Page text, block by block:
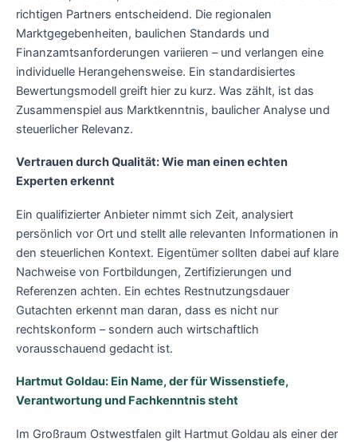
richtigen Partners entscheidend. Die regionalen
Marktgegebenheiten, baulichen Standards und
Finanzamtsanforderungen variieren – und verlangen eine
individuelle Herangehensweise. Ein standardisiertes
Bewertungsmodell greift hier zu kurz. Was zählt, ist das
Zusammenspiel aus Marktkenntnis, baulicher Analyse und
steuerlicher Relevanz.
Vertrauen durch Qualität: Wie man einen echten
Experten erkennt
Ein qualifizierter Anbieter nimmt sich Zeit, analysiert
persönlich vor Ort und stellt alle relevanten Informationen in
den steuerlichen Kontext. Eigentümer sollten dabei auf klare
Nachweise von Fortbildungen, Zertifizierungen und
Referenzen achten. Ein echtes Restnutzungsdauer
Gutachten erkennt man daran, dass es nicht nur
rechtskonform – sondern auch wirtschaftlich
vorausschauend gedacht ist.
Hartmut Goldau: Ein Name, der für Wissenstiefe,
Verantwortung und Fachkenntnis steht
Im Großraum Ostwestfalen gilt Hartmut Goldau als einer der